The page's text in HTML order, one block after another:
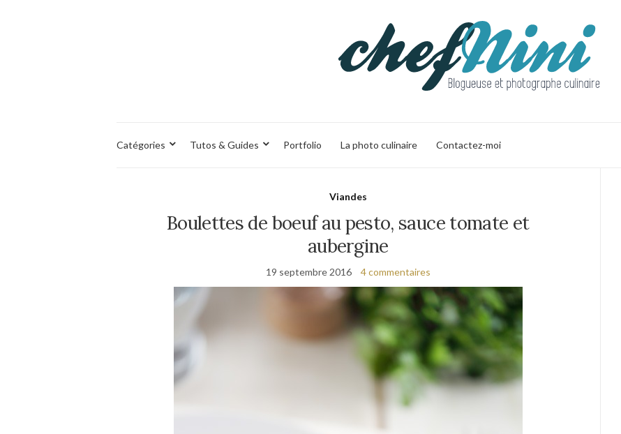
Catégories Tutos & Guides Portfolio La photo culinaire Contactez-moi
Viandes
Boulettes de boeuf au pesto, sauce tomate et
aubergine
19 septembre 2016 4 commentaires